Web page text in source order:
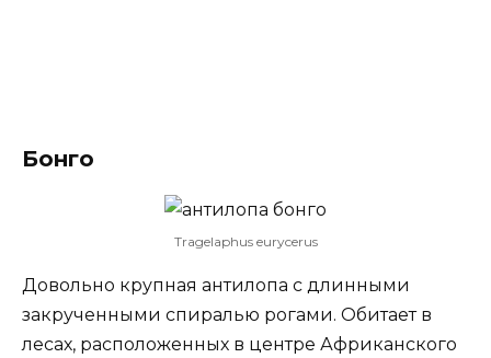
Бонго
Tragelaphus eurycerus
Довольно крупная антилопа с длинными
закрученными спиралью рогами. Обитает в
лесах, расположенных в центре Африканского